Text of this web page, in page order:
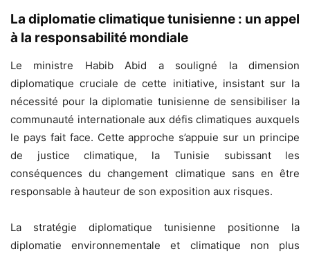
La diplomatie climatique tunisienne : un appel
à la responsabilité mondiale
Le ministre Habib Abid a souligné la dimension
diplomatique cruciale de cette initiative, insistant sur la
nécessité pour la diplomatie tunisienne de sensibiliser la
communauté internationale aux défis climatiques auxquels
le pays fait face. Cette approche s’appuie sur un principe
de justice climatique, la Tunisie subissant les
conséquences du changement climatique sans en être
responsable à hauteur de son exposition aux risques.
La stratégie diplomatique tunisienne positionne la
diplomatie environnementale et climatique non plus